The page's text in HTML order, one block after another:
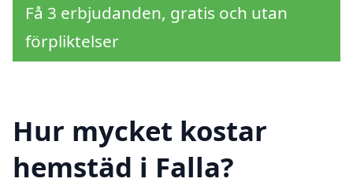
Få 3 erbjudanden, gratis och utan
förpliktelser
Hur mycket kostar
hemstäd i Falla?